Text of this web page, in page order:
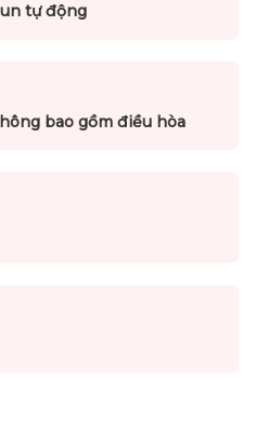
tự động
bao gồm điều hòa